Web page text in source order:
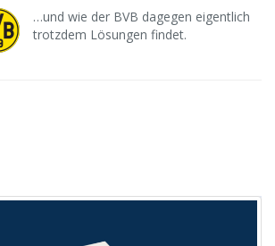
…und wie der BVB dagegen eigentlich
trotzdem Lösungen findet.